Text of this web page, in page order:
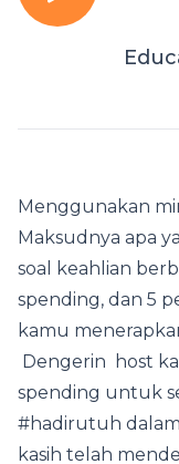
Menggunakan
Maksudnya apa
soal keahlian
spending, dan 5
kamu
Dengerin host
spending untuk
#hadirutuh
kasih telah